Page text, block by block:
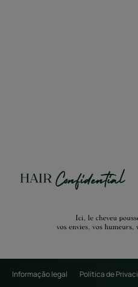
Informação legal Política de